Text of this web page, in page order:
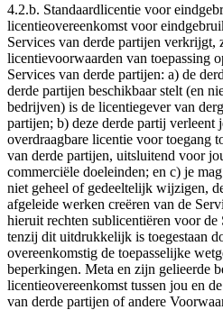
4.2.b. Standaardlicentie voor
licentieovereenkomst voor
Services van derde partijen verkrijgt,
licentievoorwaarden van toepassing
Services van derde partijen: a) de
derde partijen beschikbaar stelt (en
bedrijven) is de licentiegever van
partijen; b) deze derde partij verleent
overdraagbare licentie voor toegang
van derde partijen, uitsluitend voor
commerciële doeleinden; en c) je
niet geheel of gedeeltelijk wijzigen,
afgeleide werken creëren van de
hieruit rechten sublicentiëren voor de
tenzij dit uitdrukkelijk is toegestaan
overeenkomstig de toepasselijke
beperkingen. Meta en zijn gelieerde
licentieovereenkomst tussen jou en
van derde partijen of andere